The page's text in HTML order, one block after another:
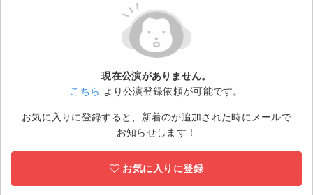
チケットのリクエスト一覧
ライブ・コンサート（国内）
ライブ・コンサート（海外）
スポーツ
現在公演がありません。
こちら より公演登録依頼が可能です。
お気に入りに登録すると、新着のが追加された時にメールで
お知らせします！
お気に入りに登録